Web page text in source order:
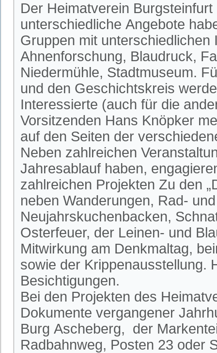
Der Heimatverein
unterschiedliche Angebote
Gruppen mit
Ahnenforschung, Blaudruck,
Niedermühle, Stadtmuseum.
und den Geschichtskreis
Interessierte (auch für die
Vorsitzenden Hans Knöpker
auf den Seiten der
Neben zahlreichen
Jahresablauf haben,
zahlreichen Projekten Zu den
neben Wanderungen, Rad-
Neujahrskuchenbacken,
Osterfeuer, der Leinen- und
Mitwirkung am Denkmaltag,
sowie der Krippenausstellung.
Besichtigungen.
Bei den Projekten des
Dokumente vergangener
Burg Ascheberg, der
Radbahnweg, Posten 23 oder